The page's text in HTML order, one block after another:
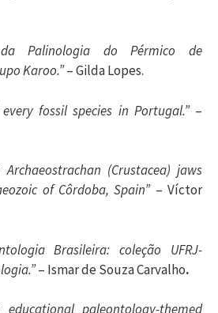
Palinologia do Pérmico de
Karoo.”– Gilda Lopes.
fossil species in Portugal.”–
(Crustacea) jaws
of Côrdoba, Spain”– Víctor
Brasileira: coleção UFRJ-
– Ismar de Souza Carvalho.
paleontology-themed